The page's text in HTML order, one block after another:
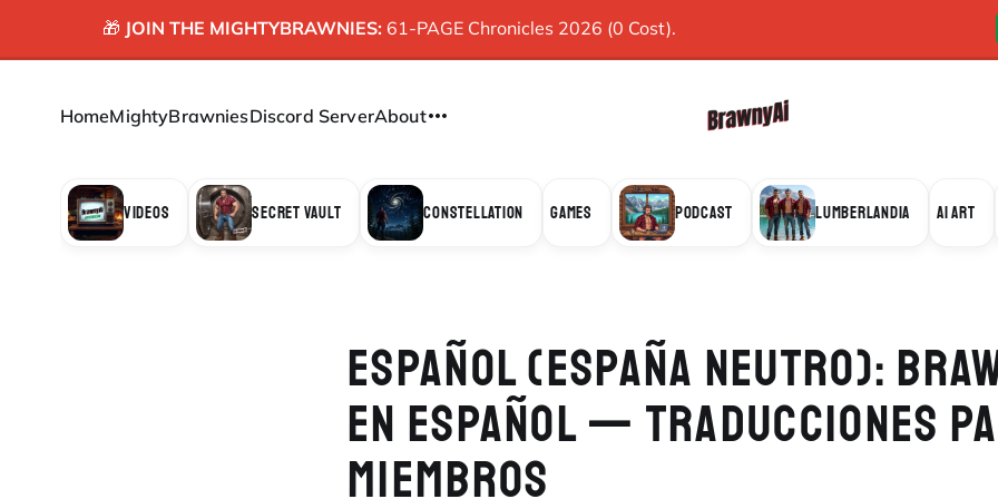
🎁 JOIN THE MIGHTYBRAWNIES: 61-PAGE Chronicles 2026 (0 Cost).
HomeMightyBrawniesDiscord ServerAbout
VIDEOS SECRET VAULT CONSTELLATION GAMES PODCAST LUMBERLANDIA AI ART
ESPAÑOL (ESPAÑA NEUTRO):
EN ESPAÑOL — TRADUCCIONES
MIEMBROS